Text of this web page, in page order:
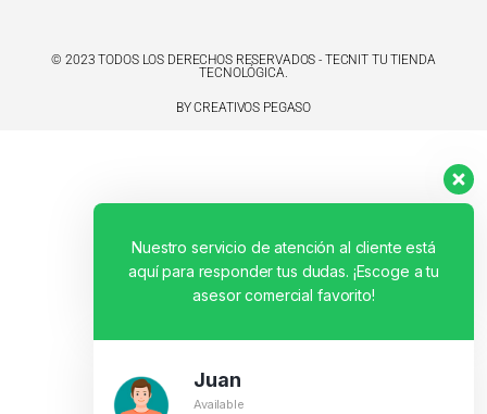
© 2023 TODOS LOS DERECHOS RESERVADOS - TECNIT TU TIENDA
TECNOLÓGICA.
BY CREATIVOS PEGASO
Nuestro servicio de atención al cliente está
aquí para responder tus dudas. ¡Escoge a tu
asesor comercial favorito!
Juan
Available